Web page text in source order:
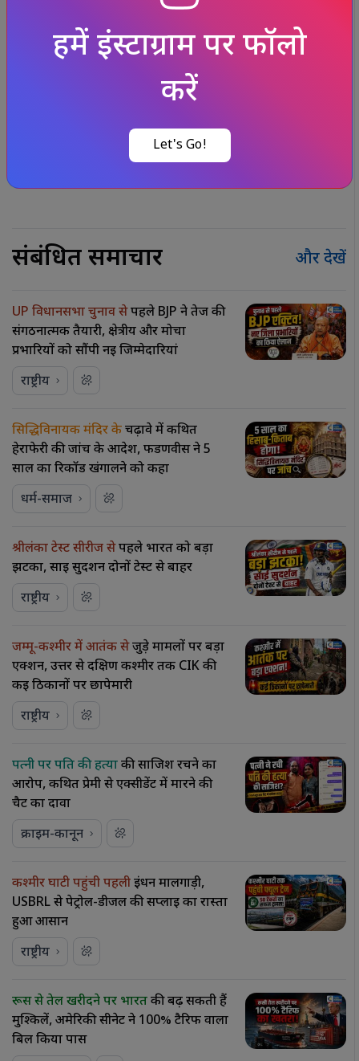
के लिए एक ऐतिहासिक पल है। इंग्लैंड में टीम इंडिया का जश्न
इस बात का प्रतीक है कि यह उपलब्धि सिर्फ एक खिलाड़ी की
नहीं, बल्कि पूरे देश की है।
Published at : 26 May 2026, 10:40 am (IST)
#nationalnews/#news today
#HarmanpreetKaur #PadmaShri #TeamIndia
#WomenCricket #BCCI #SmritiMandhana #IndianCricket
संबंधित समाचार और देखें
UP विधानसभा चुनाव सेपहले BJP ने तेज की
संगठनात्मक तैयारी, क्षेत्रीय और मोर्चा
प्रभारियों को सौंपी नई जिम्मेदारियां
राष्ट्रीय
सिद्धिविनायक मंदिर केचढ़ावे में कथित
हेराफेरी की जांच के आदेश, फडणवीस ने 5
साल का रिकॉर्ड खंगालने को कहा
धर्म-समाज
श्रीलंका टेस्ट सीरीज सेपहले भारत को बड़ा
झटका, साई सुदर्शन दोनों टेस्ट से बाहर
राष्ट्रीय
जम्मू-कश्मीर में आतंक सेजुड़े मामलों पर बड़ा
एक्शन, उत्तर से दक्षिण कश्मीर तक CIK की
कई ठिकानों पर छापेमारी
राष्ट्रीय
पत्नी पर पति की हत्याकी साजिश रचने का
आरोप, कथित प्रेमी से एक्सीडेंट में मारने की
चैट का दावा
क्राइम-कानून
कश्मीर घाटी पहुंची पहलीईंधन मालगाड़ी,
USBRL से पेट्रोल-डीजल की सप्लाई का रास्ता
हुआ आसान
राष्ट्रीय
रूस से तेल खरीदने पर भारतकी बढ़ सकती हैं
मुश्किलें, अमेरिकी सीनेट ने 100% टैरिफ वाला
बिल किया पास